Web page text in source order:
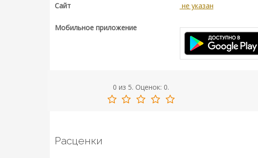
Сайт не указан
Мобильное приложение
0 из 5. Оценок: 0.
Расценки